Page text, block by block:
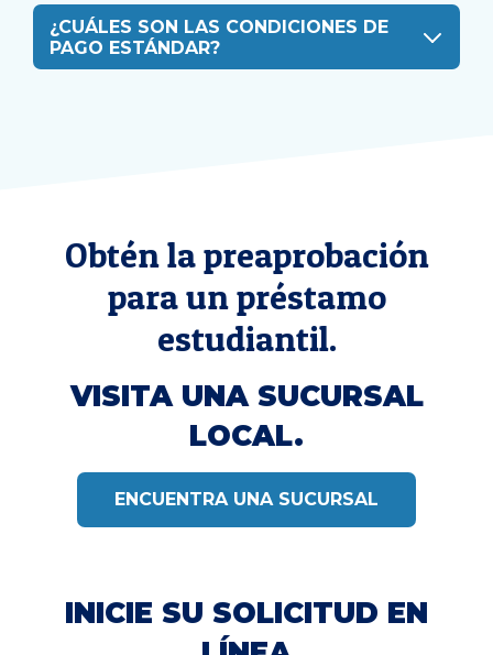
¿CUÁLES SON LAS CONDICIONES DE
PAGO ESTÁNDAR?
Obtén la preaprobación
para un préstamo
estudiantil.
VISITA UNA SUCURSAL
LOCAL.
ENCUENTRA UNA SUCURSAL
INICIE SU SOLICITUD EN